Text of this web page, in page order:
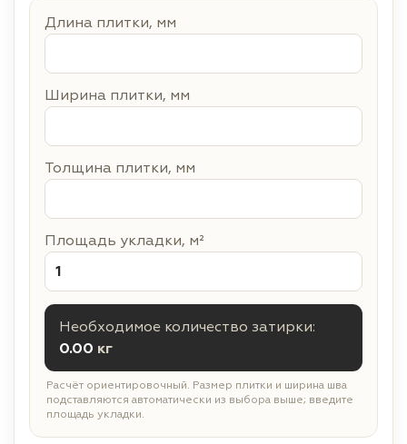
Длина плитки, мм
Ширина плитки, мм
Толщина плитки, мм
Площадь укладки, м²
Необходимое количество затирки:
0.00 кг
Расчёт ориентировочный. Размер плитки и ширина шва
подставляются автоматически из выбора выше; введите
площадь укладки.